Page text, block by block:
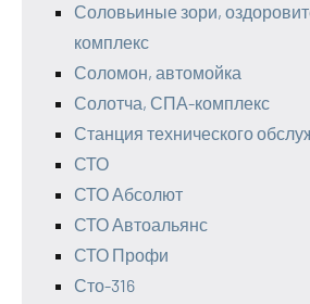
Соловьиные зори,
комплекс
Соломон, автомойка
Солотча, СПА-комплекс
Станция технического
СТО
СТО Абсолют
СТО Автоальянс
СТО Профи
Сто-316